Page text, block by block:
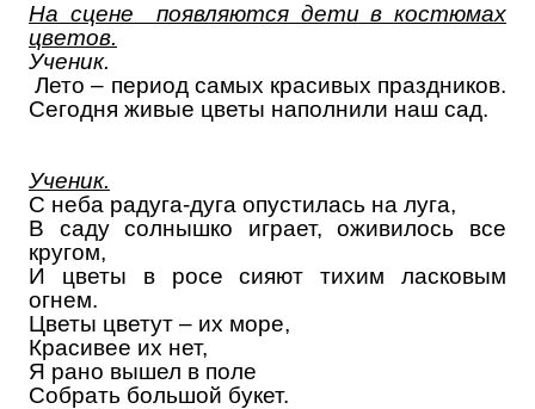
На сцене появляются дети в костюмах
цветов.
Ученик.
Лето – период самых красивых праздников.
Сегодня живые цветы наполнили наш сад.
Ученик.
С неба радуга-дуга опустилась на луга,
В саду солнышко играет, оживилось все
кругом,
И цветы в росе сияют тихим ласковым
огнем.
Цветы цветут – их море,
Красивее их нет,
Я рано вышел в поле
Собрать большой букет.